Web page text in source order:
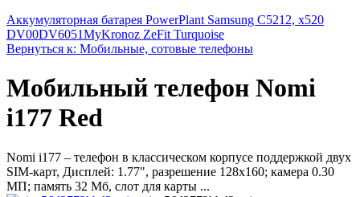
Аккумуляторная батарея PowerPlant Samsung C5212, x520
DV00DV6051MyKronoz ZeFit Turquoise
Вернуться к: Мобильные, сотовые телефоны
Мобильный телефон Nomi
i177 Red
Nomi i177 – телефон в классическом корпусе поддержкой двух
SIM-карт, Дисплей: 1.77", разрешение 128x160; камера 0.30
МП; память 32 Мб, слот для карты ...